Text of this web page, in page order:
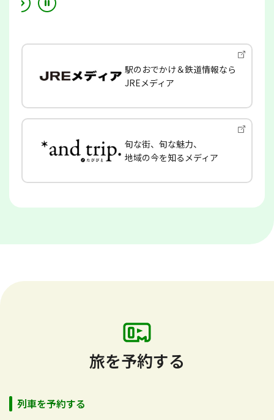
駅のおでかけ＆鉄道情報なら
JREメディア
旬な街、旬な魅力、
地域の今を知るメディア
旅を予約する
列車を予約する